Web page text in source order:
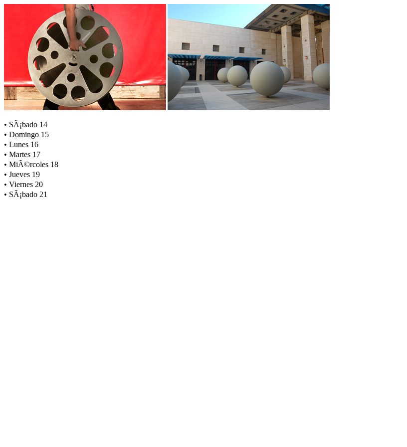
• SÃ¡bado 14
• Domingo 15
• Lunes 16
• Martes 17
• MiÃ©rcoles 18
• Jueves 19
• Viernes 20
• SÃ¡bado 21